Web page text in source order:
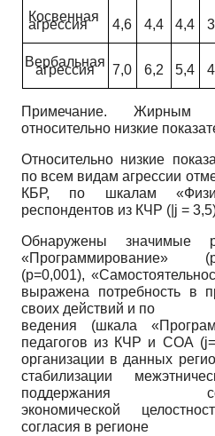
Косвенная
агрессия 4,6 4,4 4,4
Вербальная
агрессия 7,0 6,2 5,4
Примечание. Жирным
относительно низкие
Относительно низкие
по всем видам агрессии
КБР, по шкалам
респондентов из КЧР (|j =
Обнаружены значимые
«Программирование»
(р=0,001),
выражена потребность в
своих действий и по­
ведения (шкала
педагогов из КЧР и СОА
организации в данных
стабилизации
поддержания
экономической
согласия в регионе